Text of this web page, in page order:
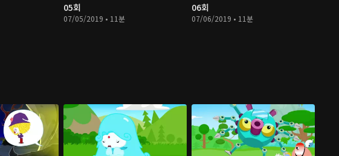
05회
07/05/2019 • 11분
06회
07/06/2019 • 11분